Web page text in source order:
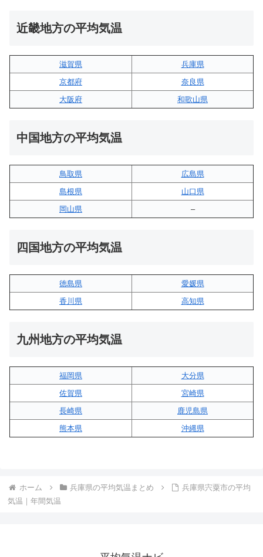
近畿地方の平均気温
滋賀県
兵庫県
京都府
奈良県
大阪府
和歌山県
中国地方の平均気温
鳥取県
広島県
島根県
山口県
岡山県
–
四国地方の平均気温
徳島県
愛媛県
香川県
高知県
九州地方の平均気温
福岡県
大分県
佐賀県
宮崎県
長崎県
鹿児島県
熊本県
沖縄県
ホーム 兵庫県の平均気温まとめ
兵庫県宍粟市の平均
気温｜年間気温